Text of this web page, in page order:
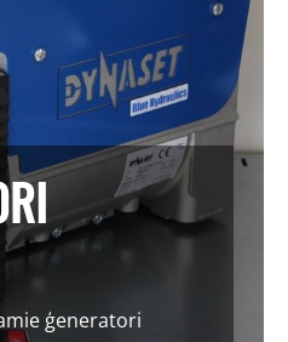
ģeneratori